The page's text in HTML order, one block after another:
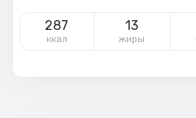
287
ккал
13
жиры